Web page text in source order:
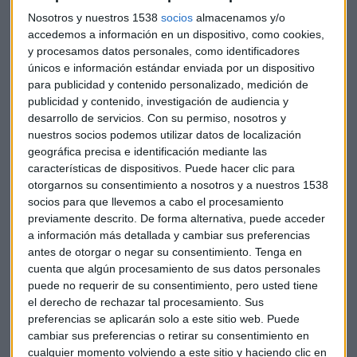
Nosotros y nuestros 1538 socios almacenamos y/o
accedemos a información en un dispositivo, como cookies,
y procesamos datos personales, como identificadores
únicos e información estándar enviada por un dispositivo
para publicidad y contenido personalizado, medición de
publicidad y contenido, investigación de audiencia y
desarrollo de servicios. Con su permiso, nosotros y
nuestros socios podemos utilizar datos de localización
geográfica precisa e identificación mediante las
características de dispositivos. Puede hacer clic para
otorgarnos su consentimiento a nosotros y a nuestros 1538
socios para que llevemos a cabo el procesamiento
previamente descrito. De forma alternativa, puede acceder
a información más detallada y cambiar sus preferencias
antes de otorgar o negar su consentimiento. Tenga en
cuenta que algún procesamiento de sus datos personales
puede no requerir de su consentimiento, pero usted tiene
el derecho de rechazar tal procesamiento. Sus
preferencias se aplicarán solo a este sitio web. Puede
cambiar sus preferencias o retirar su consentimiento en
cualquier momento volviendo a este sitio y haciendo clic en
crucial". González explica que la industria electrointensiva
afronta el desafío de avanzar en elproceso de
descarbonización, pero necesita "un precio que permita
equipararse a los competidores en la Unión Europea y fuera
de ella". "Si no, es competir con una mano atada a la
espalda", afirma.
El director general valora positivamente el Real Decreto Ley
aprobado en marzo, que incluyemedidas anticrisis
iniciativas han permitido reducir a la mitad la subida de las
facturas eléctricas, a pesar del incremento del precio del
gas. "Han sido medidas efectivas", reconoce González, quien
espera que el Gobierno dé continuidad a estas políticas en
las nuevas medidas que se aprobarán próximamente.
Uno de losprincipales obstáculosque enfrenta el sector
es la saturación de los nudos eléctricos, que limita la
capacidad de conexión a la red. González destaca que
algunas regiones como Andalucía o Asturias exportan